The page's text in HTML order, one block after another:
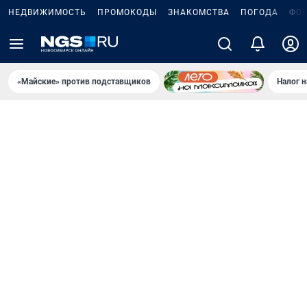
НЕДВИЖИМОСТЬ ПРОМОКОДЫ ЗНАКОМСТВА ПОГОДА
«Майские» против подставщиков Налог